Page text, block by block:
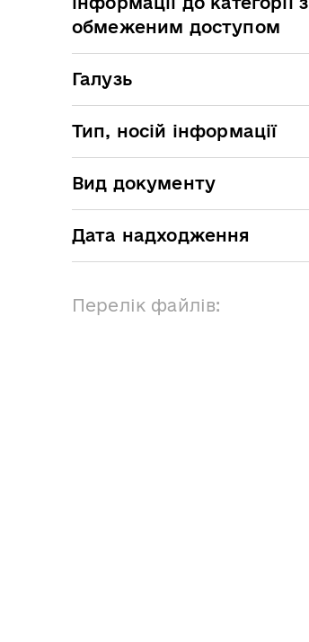
обмеженим доступом
Галузь
Тип, носій інформації
Вид документу
Дата надходження
Перелік файлів: